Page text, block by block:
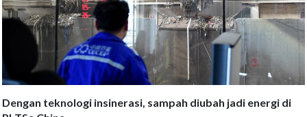
Dengan teknologi insinerasi, sampah diubah jadi energi di